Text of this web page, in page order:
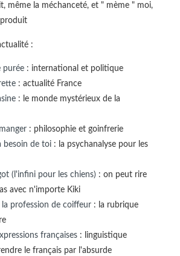
même la méchanceté, et " mème " moi,
:
purée: international et politique
: actualité France
: le monde mystérieux de la
: philosophie et goinfrerie
besoin de toi: la psychanalyse pour les
(l'infini pour les chiens): on peut rire
avec n'importe Kiki
la profession de coiffeur: la rubrique
françaises: linguistique
le français par l'absurde